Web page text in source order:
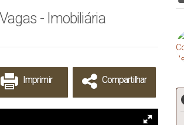
- Imobiliária
Imprimir Compartilhar